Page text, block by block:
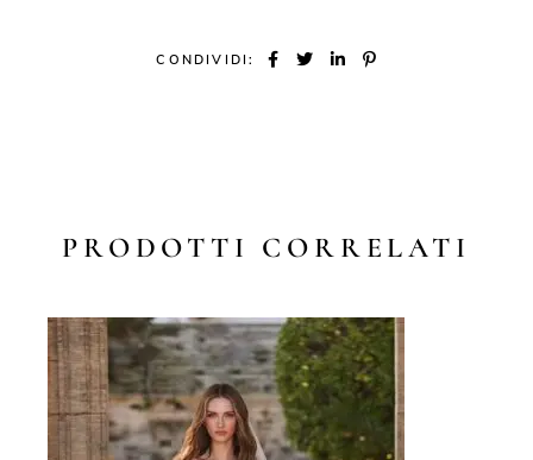
CONDIVIDI:
PRODOTTI CORRELATI